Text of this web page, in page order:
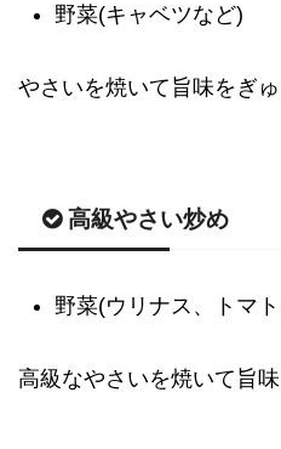
野菜(キャベツなど)
やさいを焼いて旨味をぎ
高級やさい炒め
野菜(ウリナス、トマ
高級なやさいを焼いて旨